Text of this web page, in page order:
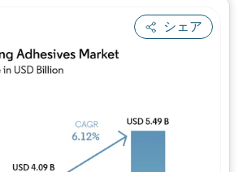
シェア